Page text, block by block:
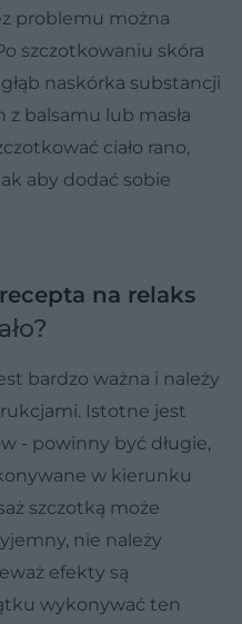
problemu można
szczotkowaniu skóra
naskórka substancji
balsamu lub masła
ciało rano,
aby dodać sobie
na relaks
bardzo ważna i należy
Istotne jest
- powinny być długie,
w kierunku
szczotką może
nie należy
efekty są
wykonywać ten